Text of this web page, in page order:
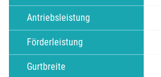
Antriebsleistung
Förderleistung
Gurtbreite